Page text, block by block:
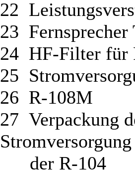
22
23
24 HF-Filter für
25
26 R-108M
27 Verpackung
Stromversorgung
der R-104